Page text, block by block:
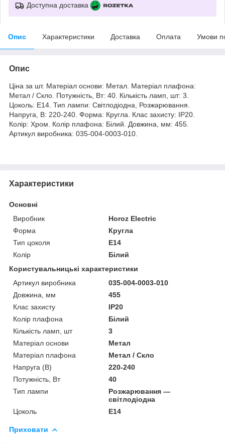
Доступна доставка
Опис Характеристики Доставка Оплата Умови
Опис
Ціна за шт. Матеріал основи: Метал. Матеріал плафона:
Метал / Скло. Потужність, Вт: 40. Кількість ламп, шт: 3.
Цоколь: E14. Тип лампи: Світлодіодна, Розжарювання.
Напруга, В: 220-240. Форма: Кругла. Клас захисту: IP20.
Колір: Хром. Колір плафона: Білий. Довжина, мм: 455.
Артикул виробника: 035-004-0003-010.
Характеристики
Основні
Виробник
Horoz Electric
Форма
Кругла
Тип цоколя
E14
Колір
Білий
Користувальницькі характеристики
Артикул виробника
035-004-0003-010
Довжина, мм
455
Клас захисту
IP20
Колір плафона
Білий
Кількість ламп, шт
3
Матеріал основи
Метал
Матеріал плафона
Метал / Скло
Напруга (В)
220-240
Потужність, Вт
40
Тип лампи
Розжарювання —
світлодіодна
Цоколь
E14
Приховати